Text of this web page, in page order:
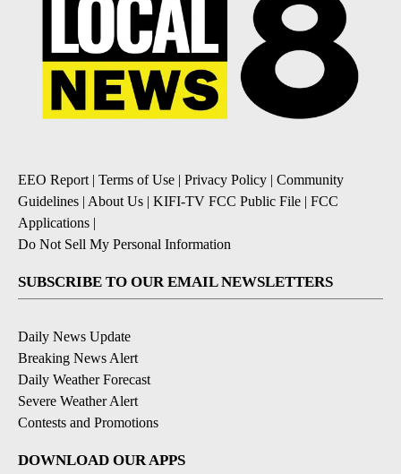
EEO Report| Terms of Use | Privacy Policy | Community
Guidelines | About Us | KIFI-TV FCC Public File | FCC
Applications |
Do Not Sell My Personal Information
SUBSCRIBE TO OUR EMAIL NEWSLETTERS
Daily News Update
Breaking News Alert
Daily Weather Forecast
Severe Weather Alert
Contests and Promotions
DOWNLOAD OUR APPS